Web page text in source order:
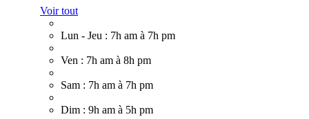
Voir tout
Lun - Jeu : 7h am à 7h pm
Ven : 7h am à 8h pm
Sam : 7h am à 7h pm
Dim : 9h am à 5h pm